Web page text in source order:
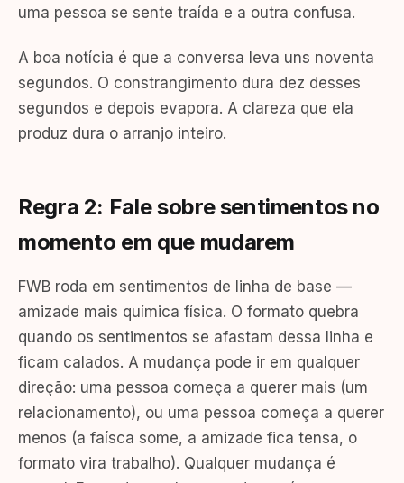
uma pessoa se sente traída e a outra confusa.
A boa notícia é que a conversa leva uns noventa
segundos. O constrangimento dura dez desses
segundos e depois evapora. A clareza que ela
produz dura o arranjo inteiro.
Regra 2: Fale sobre sentimentos no
momento em que mudarem
FWB roda em sentimentos de linha de base —
amizade mais química física. O formato quebra
quando os sentimentos se afastam dessa linha e
ficam calados. A mudança pode ir em qualquer
direção: uma pessoa começa a querer mais (um
relacionamento), ou uma pessoa começa a querer
menos (a faísca some, a amizade fica tensa, o
formato vira trabalho). Qualquer mudança é